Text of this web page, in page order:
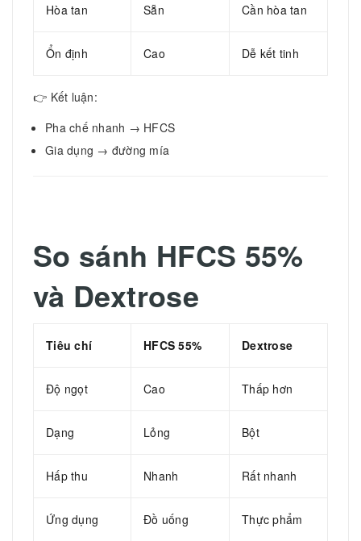
Hòa tan Sẵn Cần hòa tan
Ổn định Cao Dễ kết tinh
👉 Kết luận:
Pha chế nhanh → HFCS
Gia dụng → đường mía
So sánh HFCS 55%
và Dextrose
Tiêu chí HFCS 55% Dextrose
Độ ngọt Cao Thấp hơn
Dạng Lỏng Bột
Hấp thu Nhanh Rất nhanh
Ứng dụng Đồ uống Thực phẩm